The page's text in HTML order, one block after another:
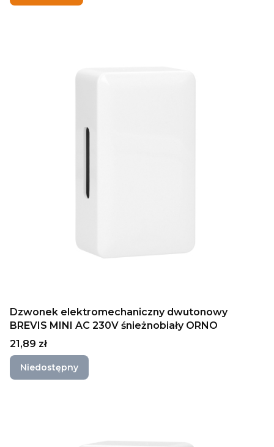
Dzwonek elektromechaniczny dwutonowy
BREVIS MINI AC 230V śnieżnobiały ORNO
Cena
21,89 zł
Niedostępny